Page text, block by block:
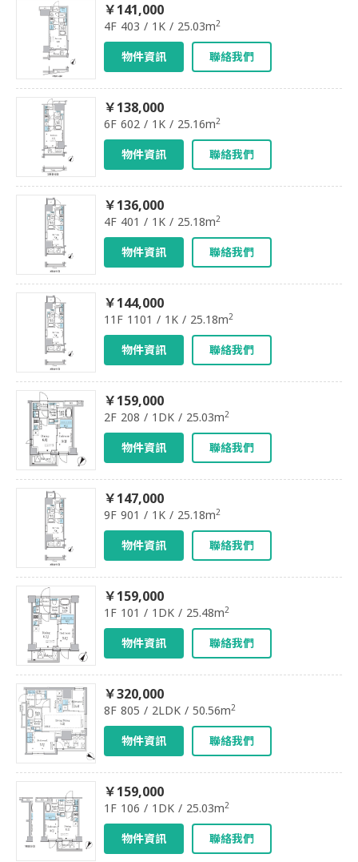
￥141,000
4F 403 / 1K / 25.03m2
物件資訊 聯絡我們
￥138,000
6F 602 / 1K / 25.16m2
物件資訊 聯絡我們
￥136,000
4F 401 / 1K / 25.18m2
物件資訊 聯絡我們
￥144,000
11F 1101 / 1K / 25.18m2
物件資訊 聯絡我們
￥159,000
2F 208 / 1DK / 25.03m2
物件資訊 聯絡我們
￥147,000
9F 901 / 1K / 25.18m2
物件資訊 聯絡我們
￥159,000
1F 101 / 1DK / 25.48m2
物件資訊 聯絡我們
￥320,000
8F 805 / 2LDK / 50.56m2
物件資訊 聯絡我們
￥159,000
1F 106 / 1DK / 25.03m2
物件資訊 聯絡我們